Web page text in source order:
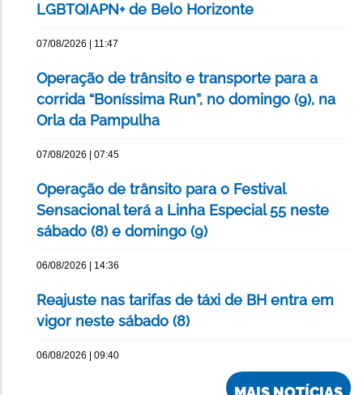
LGBTQIAPN+ de Belo Horizonte
07/08/2026 | 11:47
Operação de trânsito e transporte para a
corrida “Boníssima Run”, no domingo (9), na
Orla da Pampulha
07/08/2026 | 07:45
Operação de trânsito para o Festival
Sensacional terá a Linha Especial 55 neste
sábado (8) e domingo (9)
06/08/2026 | 14:36
Reajuste nas tarifas de táxi de BH entra em
vigor neste sábado (8)
06/08/2026 | 09:40